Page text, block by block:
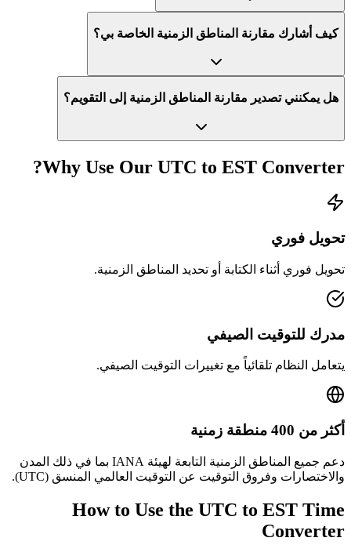
كيف أشارك مقارنة المناطق الزمنية الخاصة بي؟
هل يمكنني تصدير مقارنة المناطق الزمنية إلى التقويم؟
Why Use Our UTC to EST Converter?
تحويل فوري
تحويل فوري أثناء الكتابة أو تحديد المناطق الزمنية.
مدرك للتوقيت الصيفي
يتعامل النظام تلقائياً مع تغييرات التوقيت الصيفي.
أكثر من 400 منطقة زمنية
دعم جميع المناطق الزمنية التابعة لهيئة IANA بما في ذلك المدن
والاختصارات وفروق التوقيت عن التوقيت العالمي المنسق (UTC).
How to Use the UTC to EST Time
Converter